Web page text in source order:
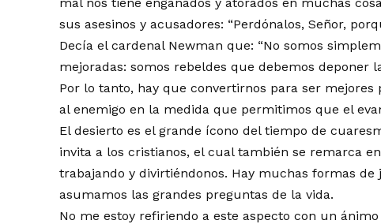
sus asesinos y acusadores: “Perdónalos, Señor,
Decía el cardenal Newman que: “No somos
mejoradas: somos rebeldes que debemos deponer
Por lo tanto, hay que convertirnos para ser
al enemigo en la medida que permitimos que el
El desierto es el grande ícono del tiempo de
invita a los cristianos, el cual también se remarca
trabajando y divirtiéndonos. Hay muchas formas
asumamos las grandes preguntas de la vida.
No me estoy refiriendo a este aspecto con un